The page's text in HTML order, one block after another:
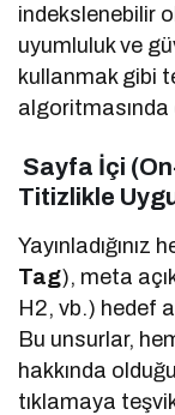
indekslenebilir
uyumluluk ve
kullanmak gibi
algoritmasında
Sayfa İçi
Titizlikle
Yayınladığınız
Tag), meta
H2, vb.) hedef
Bu unsurlar,
hakkında
tıklamaya